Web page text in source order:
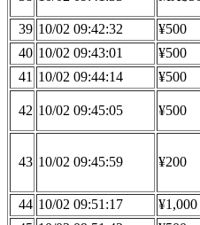
39 10/02 09:42:32 ¥500
40 10/02 09:43:01 ¥500
41 10/02 09:44:14 ¥500
42 10/02 09:45:05 ¥500
43 10/02 09:45:59 ¥200
44 10/02 09:51:17 ¥1,000